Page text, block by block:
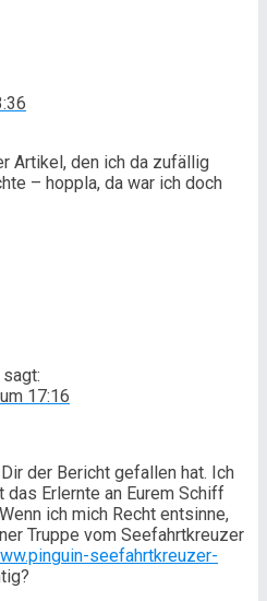
Artikel, den ich da zufällig
– hoppla, da war ich doch
sagt:
17:16
der Bericht gefallen hat. Ich
das Erlernte an Eurem Schiff
ich mich Recht entsinne,
Truppe vom Seefahrtkreuzer
seefahrtkreuzer-